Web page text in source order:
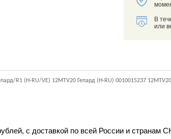
В
или
R1 (H-RU/VE) 12MTV20 Гепард (H-RU) 0010015237
с доставкой по всей России и странам